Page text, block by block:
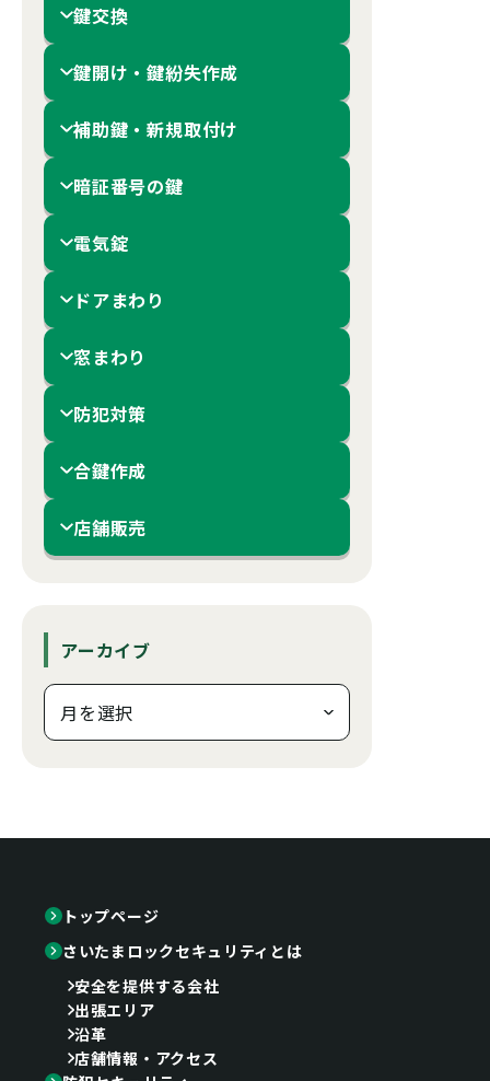
鍵交換
鍵開け・鍵紛失作成
補助鍵・新規取付け
暗証番号の鍵
電気錠
ドアまわり
窓まわり
防犯対策
合鍵作成
店舗販売
アーカイブ
トップページ
さいたまロックセキュリティとは
安全を提供する会社
出張エリア
沿革
店舗情報・アクセス